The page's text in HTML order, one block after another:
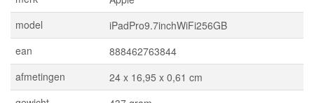
model
iPadPro9.7inchWiFi256GB
ean
888462763844
afmetingen
24 x 16,95 x 0,61 cm